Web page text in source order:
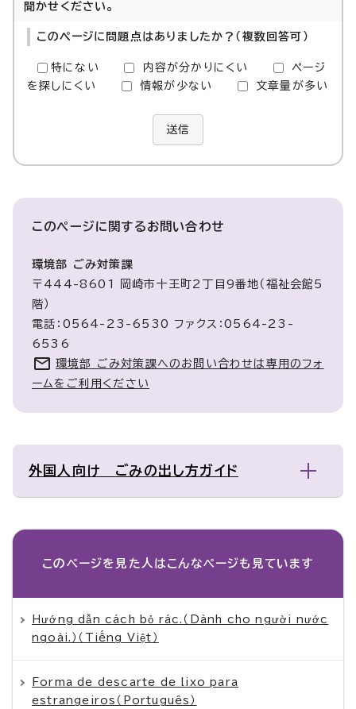
聞かせください。
このページに問題点はありましたか？（複数回答可）
特にない 内容が分かりにくい
ページ
を探しにくい
情報が少ない 文章量が多い
送信
このページに関するお問い合わせ
環境部 ごみ対策課
〒444-8601 岡崎市十王町2丁目9番地（福祉会館5
階）
電話：0564-23-6530 ファクス：0564-23-
6536
環境部 ごみ対策課へのお問い合わせは専用のフォ
ームをご利用ください
外国人向け ごみの出し方ガイド
このページを見た人は こんなページも見ています
Hướng dẫn cách bỏ rác.（Dành cho người nước
ngoài.）（Tiếng Việt）
Forma de descarte de lixo para
estrangeiros（Português）